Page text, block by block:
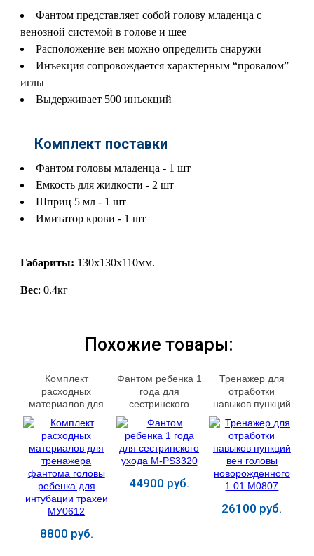
Фантом представляет собой голову младенца с
венозной системой в голове и шее
Расположение вен можно определить снаружи
Инъекция сопровождается характерным “провалом”
иглы
Выдерживает 500 инъекций
Комплект поставки
Фантом головы младенца - 1 шт
Емкость для жидкости - 2 шт
Шприц 5 мл - 1 шт
Имитатор крови - 1 шт
Габариты: 130х130х110мм.
Вес: 0.4кг
Похожие товары:
Комплект
расходных
материалов для
фантома головы
ребенка для
интубации трахеи
МУ0612
8800 руб.
Фантом ребенка 1
года для
сестринского
ухода M-PS3320
44900 руб.
Тренажер для
отработки
навыков пункций
новорожденного
1.01 М0807
26100 руб.